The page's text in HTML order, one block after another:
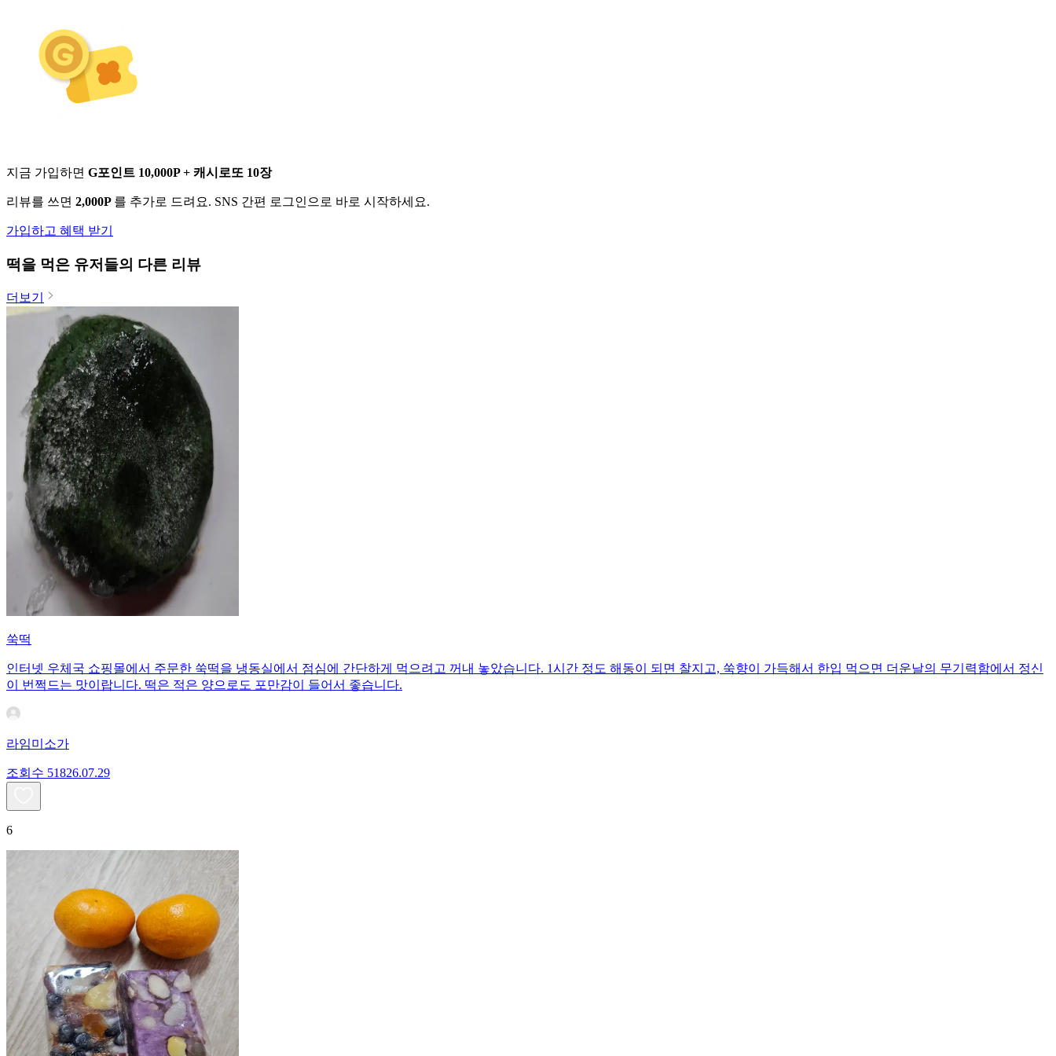
지금 가입하면 G포인트 10,000P + 캐시로또 10장
리뷰를 쓰면 2,000P 를 추가로 드려요. SNS 간편 로그인으로 바로 시작하세요.
가입하고 혜택 받기
떡을 먹은 유저들의 다른 리뷰
더보기
쑥떡
인터넷 우체국 쇼핑몰에서 주문한 쑥떡을 냉동실에서 점심에 간단하게 먹으려고 꺼내 놓았습니다. 1시간 정도 해동이 되면 찰지고, 쑥향이 가득해서 한입 먹으면 더운날의 무기력함에서 정신
이 번쩍드는 맛이랍니다. 떡은 적은 양으로도 포만감이 들어서 좋습니다.
라임미소가
조회수 51826.07.29
6